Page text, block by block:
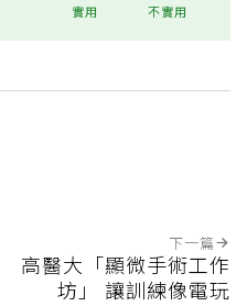
實用 不實用
下一篇
高醫大「顯微手術工作
坊」 讓訓練像電玩